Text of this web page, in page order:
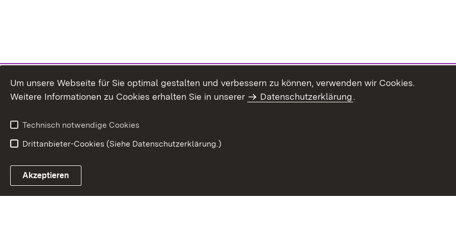
Um unsere Webseite für Sie optimal gestalten und verbessern zu können, verwenden wir Cookies.
Weitere Informationen zu Cookies erhalten Sie in unserer
Datenschutzerklärung.
Technisch notwendige Cookies
Drittanbieter-Cookies (Siehe Datenschutzerklärung.)
Akzeptieren